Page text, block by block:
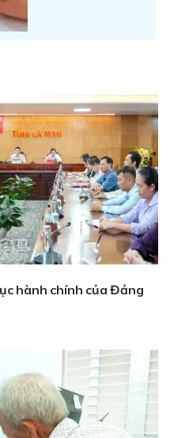
hành chính của Đảng